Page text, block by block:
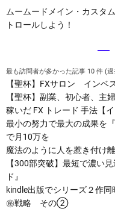
ムームードメイン・カスタ
トロールしよう！
最も訪問者が多かった記事 10 件 (
【聖杯】FXサロン インベ
【聖杯】副業、初心者、主
稼いだ FX トレード 手法【
最小の努力で最大の成果を
で月10万を
魔法のように人を惹き付け
【300部突破】最短で濃い
ド』
kindle出版でシリーズ２作
㊙戦略 その②